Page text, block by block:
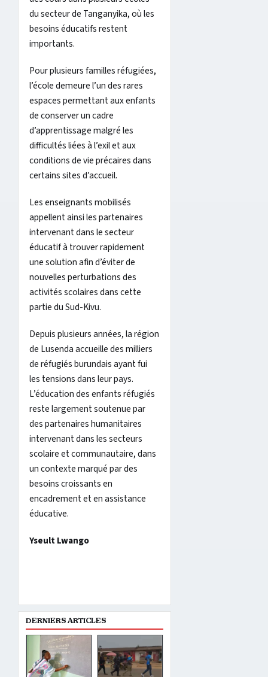
du secteur de Tanganyika, où les
besoins éducatifs restent
importants.
Pour plusieurs familles réfugiées,
l’école demeure l’un des rares
espaces permettant aux enfants
de conserver un cadre
d’apprentissage malgré les
difficultés liées à l’exil et aux
conditions de vie précaires dans
certains sites d’accueil.
Les enseignants mobilisés
appellent ainsi les partenaires
intervenant dans le secteur
éducatif à trouver rapidement
une solution afin d’éviter de
nouvelles perturbations des
activités scolaires dans cette
partie du Sud-Kivu.
Depuis plusieurs années, la région
de Lusenda accueille des milliers
de réfugiés burundais ayant fui
les tensions dans leur pays.
L’éducation des enfants réfugiés
reste largement soutenue par
des partenaires humanitaires
intervenant dans les secteurs
scolaire et communautaire, dans
un contexte marqué par des
besoins croissants en
encadrement et en assistance
éducative.
Yseult Lwango
DERNIERS ARTICLES